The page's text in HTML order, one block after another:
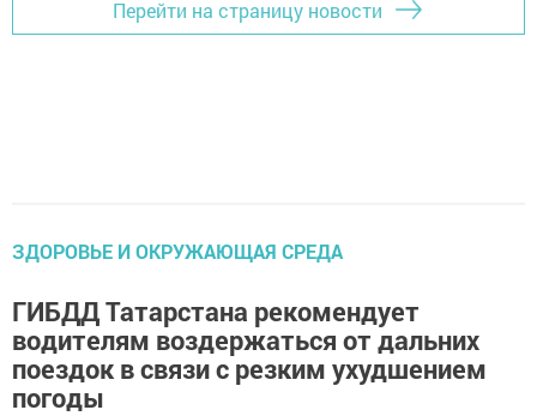
Перейти на страницу новости
ЗДОРОВЬЕ И ОКРУЖАЮЩАЯ СРЕДА
ГИБДД Татарстана рекомендует
водителям воздержаться от дальних
поездок в связи с резким ухудшением
погоды